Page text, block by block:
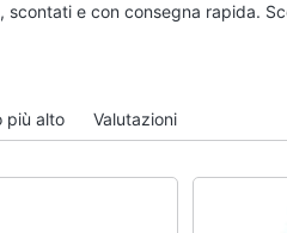
giardinaggio
Tosaerba
e con consegna rapida.
più alto Valutazioni